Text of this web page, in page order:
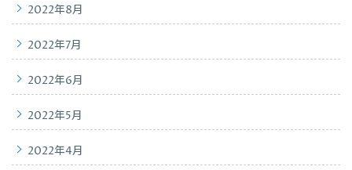
2022年8月
2022年7月
2022年6月
2022年5月
2022年4月